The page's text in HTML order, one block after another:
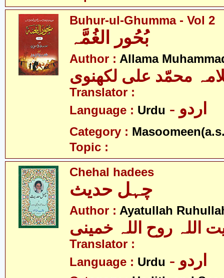
Buhur-ul-Ghumma - Vol 2
بُحُور الغُمَّہ
Author : Allama
محمّد علی لکھنوی
Translator :
Language : Urdu - اردو
Category :
Topic :
Chehal hadees
چہل حدیث
Author : Ayatullah
اللہ روح اللہ خمینی
Translator :
Language : Urdu - اردو